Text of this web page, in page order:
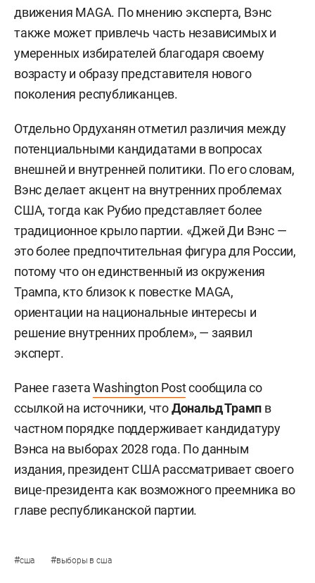
движения MAGA. По мнению эксперта, Вэнс
также может привлечь часть независимых и
умеренных избирателей благодаря своему
возрасту и образу представителя нового
поколения республиканцев.
Отдельно Ордуханян отметил различия между
потенциальными кандидатами в вопросах
внешней и внутренней политики. По его словам,
Вэнс делает акцент на внутренних проблемах
США, тогда как Рубио представляет более
традиционное крыло партии. «Джей Ди Вэнс —
это более предпочтительная фигура для России,
потому что он единственный из окружения
Трампа, кто близок к повестке MAGA,
ориентации на национальные интересы и
решение внутренних проблем», — заявил
эксперт.
Ранее газетаWashington Postсообщила со
ссылкой на источники, чтоДональд Трамп в
частном порядке поддерживает кандидатуру
Вэнса на выборах 2028 года. По данным
издания, президент США рассматривает своего
вице-президента как возможного преемника во
главе республиканской партии.
#сша #выборы в сша